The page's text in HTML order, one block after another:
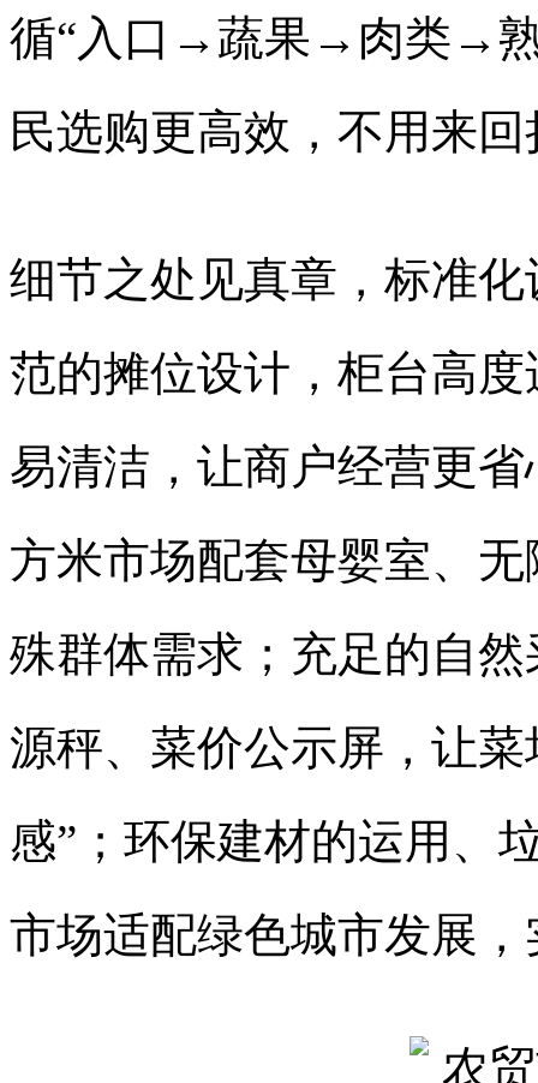
循“入口→蔬果→肉类→
民选购更高效，不用来
细节之处见真章，标准
范的摊位设计，柜台高
易清洁，让商户经营更
方米市场配套母婴室、
殊群体需求；充足的自
源秤、菜价公示屏，让
感”；环保建材的运用、
市场适配绿色城市发展